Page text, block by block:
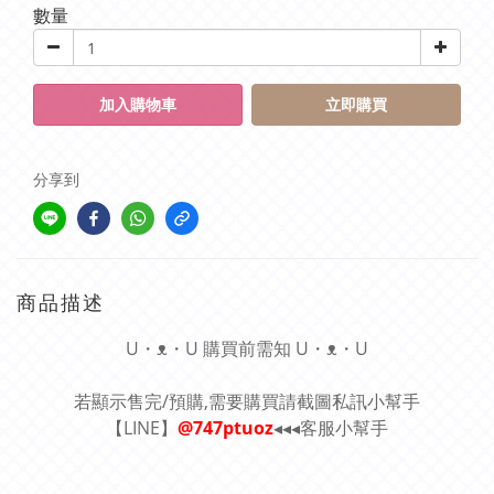
數量
加入購物車 立即購買
分享到
商品描述
U・ᴥ・U 購買前需知 U・ᴥ・U
若顯示售完/預購,需要購買請截圖私訊小幫手
【LINE】 @747ptuoz◂◂◂客服小幫手